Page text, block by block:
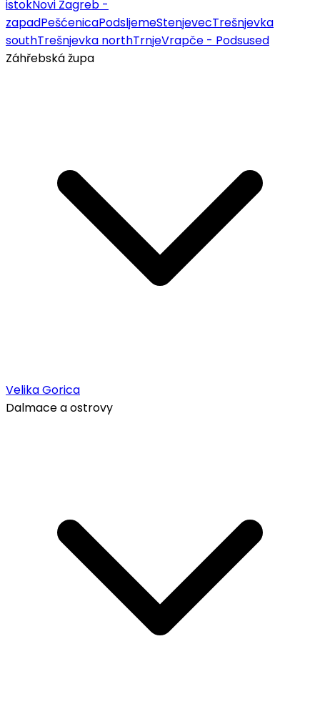
istokNovi Zagreb -
zapadPešćenicaPodsljemeStenjevecTrešnjevka
southTrešnjevka northTrnjeVrapče - Podsused
Záhřebská župa
Velika Gorica
Dalmace a ostrovy